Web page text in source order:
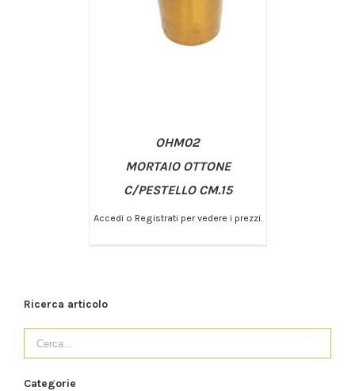
OHM02
MORTAIO OTTONE
C/PESTELLO CM.15
Accedi o Registrati per vedere i prezzi.
Ricerca articolo
Categorie